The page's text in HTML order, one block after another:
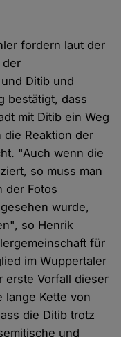
fordern laut der
der
Ditib und
bestätigt, dass
mit Ditib ein Weg
Reaktion der
"Auch wenn die
so muss man
der Fotos
wurde,
so Henrik
für
im Wuppertaler
erste Vorfall dieser
lange Kette von
die Ditib trotz
und